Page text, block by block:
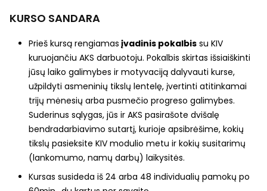
KURSO SANDARA
Prieš kursą rengiamas įvadinis pokalbis su KIV
kuruojančiu AKS darbuotoju. Pokalbis skirtas išsiaiškinti
jūsų laiko galimybes ir motyvaciją dalyvauti kurse,
užpildyti asmeninių tikslų lentelę, įvertinti atitinkamai
trijų mėnesių arba pusmečio progreso galimybes.
Suderinus sąlygas, jūs ir AKS pasirašote dvišalę
bendradarbiavimo sutartį, kurioje apsibrėšime, kokių
tikslų pasieksite KIV modulio metu ir kokių susitarimų
(lankomumo, namų darbų) laikysitės.
Kursas susideda iš 24 arba 48 individualių pamokų po